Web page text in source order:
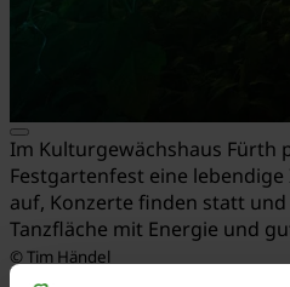
Im Kulturgewächshaus Fürth
Festgartenfest eine lebendige
auf, Konzerte finden statt
Tanzfläche mit Energie und
© Tim Händel